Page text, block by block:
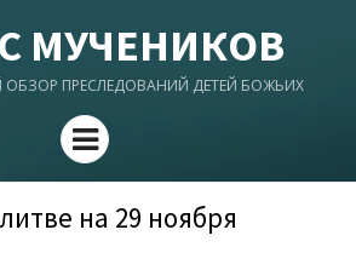
МУЧЕНИКОВ
ПРЕСЛЕДОВАНИЙ ДЕТЕЙ БОЖЬИХ
Menu
на 29 ноября